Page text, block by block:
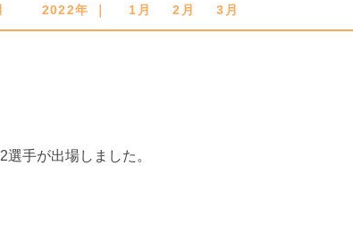
2022年 ｜ 1月 2月 3月
手が出場しました。